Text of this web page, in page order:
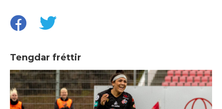
Tengdar fréttir